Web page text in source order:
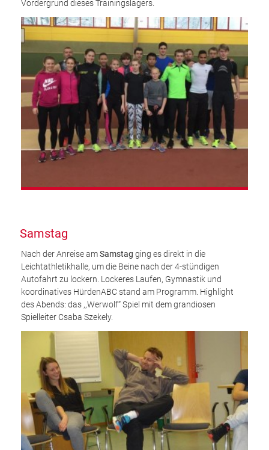
Vordergrund dieses Trainingslagers.
Samstag
Nach der Anreise amSamstag ging es direkt in die
Leichtathletikhalle, um die Beine nach der 4-stündigen
Autofahrt zu lockern. Lockeres Laufen, Gymnastik und
koordinatives HürdenABC stand am Programm. Highlight
des Abends: das ,,Werwolf“ Spiel mit dem grandiosen
Spielleiter Csaba Szekely.